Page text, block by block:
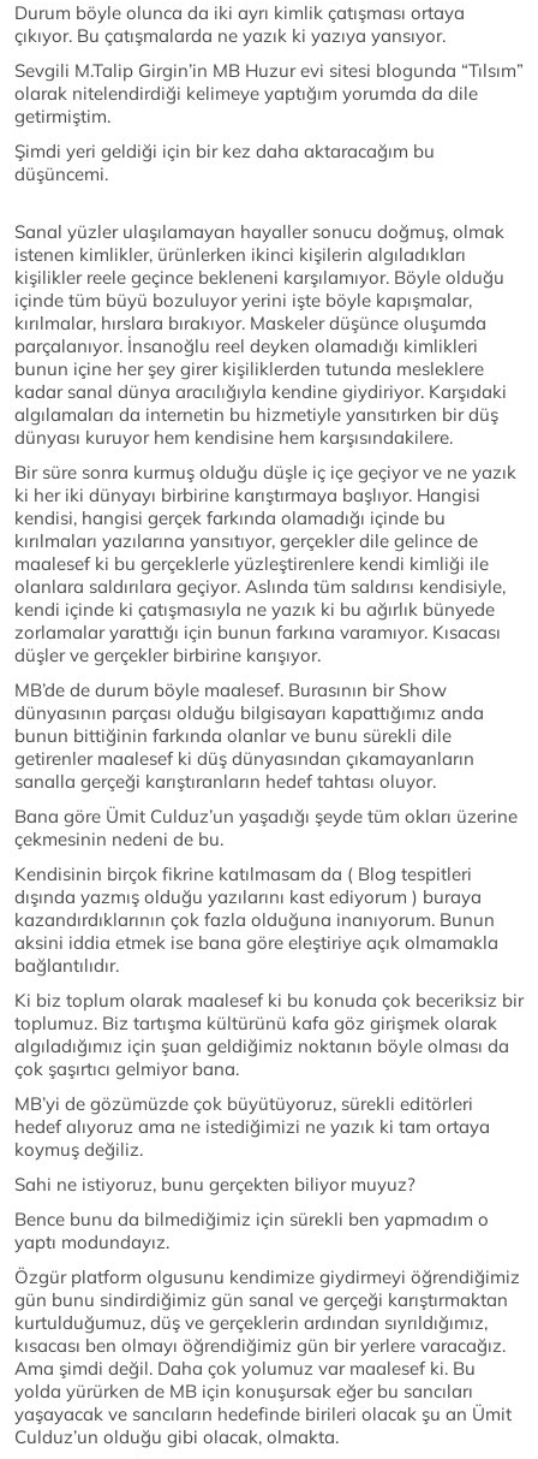
Durum böyle olunca da iki ayrı kimlik çatışması ortaya
çıkıyor. Bu çatışmalarda ne yazık ki yazıya yansıyor.
Sevgili M.Talip Girgin’in MB Huzur evi sitesi blogunda “Tılsım”
olarak nitelendirdiği kelimeye yaptığım yorumda da dile
getirmiştim.
Şimdi yeri geldiği için bir kez daha aktaracağım bu
düşüncemi.
Sanal yüzler ulaşılamayan hayaller sonucu doğmuş, olmak
istenen kimlikler, ürünlerken ikinci kişilerin algıladıkları
kişilikler reele geçince bekleneni karşılamıyor. Böyle olduğu
içinde tüm büyü bozuluyor yerini işte böyle kapışmalar,
kırılmalar, hırslara bırakıyor. Maskeler düşünce oluşumda
parçalanıyor. İnsanoğlu reel deyken olamadığı kimlikleri
bunun içine her şey girer kişiliklerden tutunda mesleklere
kadar sanal dünya aracılığıyla kendine giydiriyor. Karşıdaki
algılamaları da internetin bu hizmetiyle yansıtırken bir düş
dünyası kuruyor hem kendisine hem karşısındakilere.
Bir süre sonra kurmuş olduğu düşle iç içe geçiyor ve ne yazık
ki her iki dünyayı birbirine karıştırmaya başlıyor. Hangisi
kendisi, hangisi gerçek farkında olamadığı içinde bu
kırılmaları yazılarına yansıtıyor, gerçekler dile gelince de
maalesef ki bu gerçeklerle yüzleştirenlere kendi kimliği ile
olanlara saldırılara geçiyor. Aslında tüm saldırısı kendisiyle,
kendi içinde ki çatışmasıyla ne yazık ki bu ağırlık bünyede
zorlamalar yarattığı için bunun farkına varamıyor. Kısacası
düşler ve gerçekler birbirine karışıyor.
MB’de de durum böyle maalesef. Burasının bir Show
dünyasının parçası olduğu bilgisayarı kapattığımız anda
bunun bittiğinin farkında olanlar ve bunu sürekli dile
getirenler maalesef ki düş dünyasından çıkamayanların
sanalla gerçeği karıştıranların hedef tahtası oluyor.
Bana göre Ümit Culduz’un yaşadığı şeyde tüm okları üzerine
çekmesinin nedeni de bu.
Kendisinin birçok fikrine katılmasam da ( Blog tespitleri
dışında yazmış olduğu yazılarını kast ediyorum ) buraya
kazandırdıklarının çok fazla olduğuna inanıyorum. Bunun
aksini iddia etmek ise bana göre eleştiriye açık olmamakla
bağlantılıdır.
Ki biz toplum olarak maalesef ki bu konuda çok beceriksiz bir
toplumuz. Biz tartışma kültürünü kafa göz girişmek olarak
algıladığımız için şuan geldiğimiz noktanın böyle olması da
çok şaşırtıcı gelmiyor bana.
MB’yi de gözümüzde çok büyütüyoruz, sürekli editörleri
hedef alıyoruz ama ne istediğimizi ne yazık ki tam ortaya
koymuş değiliz.
Sahi ne istiyoruz, bunu gerçekten biliyor muyuz?
Bence bunu da bilmediğimiz için sürekli ben yapmadım o
yaptı modundayız.
Özgür platform olgusunu kendimize giydirmeyi öğrendiğimiz
gün bunu sindirdiğimiz gün sanal ve gerçeği karıştırmaktan
kurtulduğumuz, düş ve gerçeklerin ardından sıyrıldığımız,
kısacası ben olmayı öğrendiğimiz gün bir yerlere varacağız.
Ama şimdi değil. Daha çok yolumuz var maalesef ki. Bu
yolda yürürken de MB için konuşursak eğer bu sancıları
yaşayacak ve sancıların hedefinde birileri olacak şu an Ümit
Culduz’un olduğu gibi olacak, olmakta.